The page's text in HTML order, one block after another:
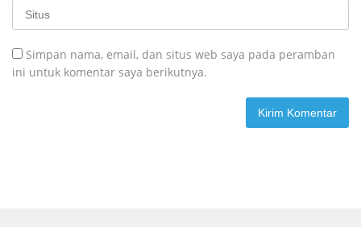
Simpan nama, email, dan situs web saya pada peramban
ini untuk komentar saya berikutnya.